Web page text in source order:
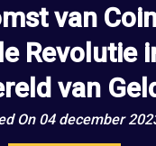
van
Revolutie
van
On 04 december